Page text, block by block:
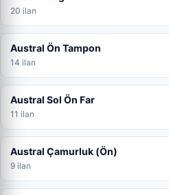
20 ilan
Austral Ön Tampon
14 ilan
Austral Sol Ön Far
11 ilan
Austral Çamurluk (Ön)
9 ilan